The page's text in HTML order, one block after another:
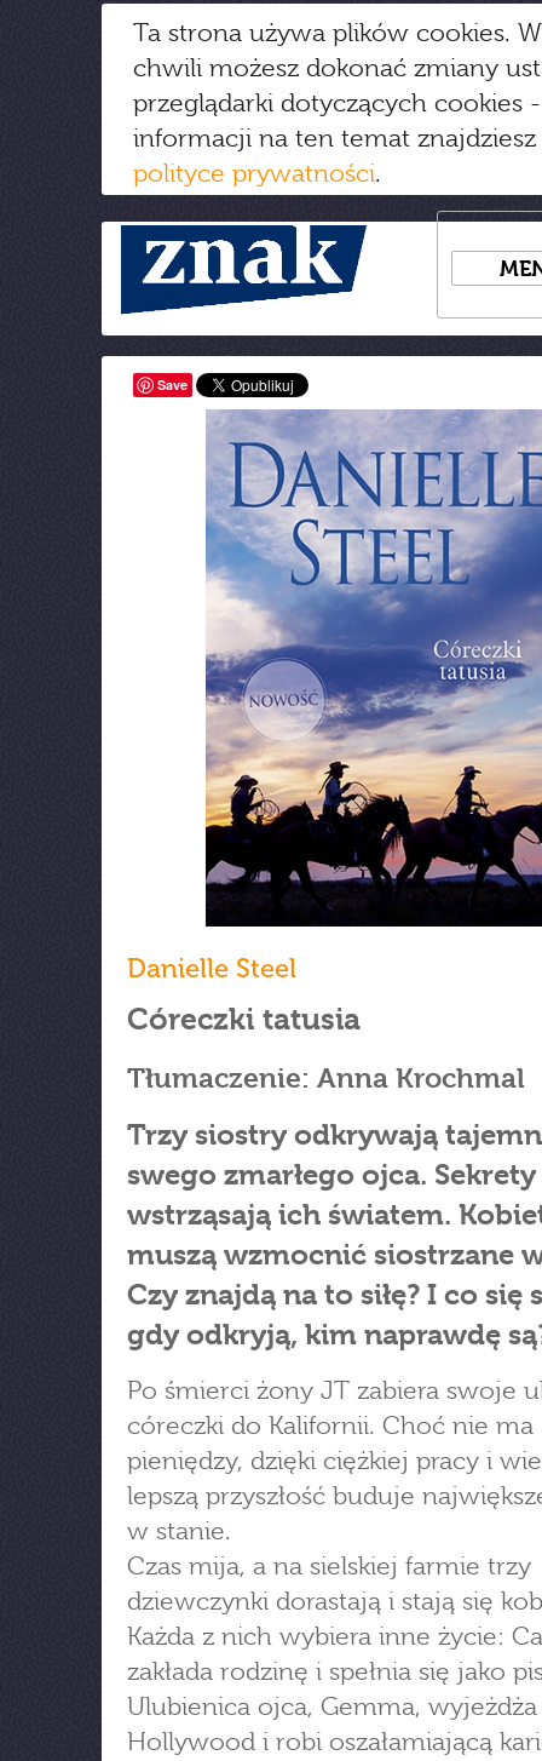
Ta strona używa plików cookies.
chwili możesz dokonać zmiany
przeglądarki dotyczących cookies
informacji na ten temat
polityce prywatności.
Save
Danielle Steel
Córeczki tatusia
Tłumaczenie: Anna Krochmal
Trzy siostry odkrywają
swego zmarłego ojca. Sekrety
wstrząsają ich światem.
muszą wzmocnić siostrzane
Czy znajdą na to siłę? I co się
gdy odkryją, kim naprawdę
Po śmierci żony JT zabiera swoje
córeczki do Kalifornii. Choć nie ma
pieniędzy, dzięki ciężkiej pracy i
lepszą przyszłość buduje
w stanie.
Czas mija, a na sielskiej farmie trzy
dziewczynki dorastają i stają się
Każda z nich wybiera inne życie:
zakłada rodzinę i spełnia się jako
Ulubienica ojca, Gemma,
Hollywood i robi oszałamiającą